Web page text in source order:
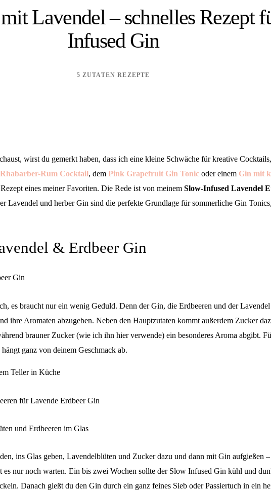
Lavendel – schnelles Rezept
Infused Gin
5 ZUTATEN REZEPTE
wirst du gemerkt haben, dass ich eine kleine Schwäche für kreative
Rhabarber-Rum Cocktail, dem Pink Grapefruit Gin Tonic oder einem Gin mit
eines meiner Favoriten. Die Rede ist von meinem Slow-Infused Lavendel
Lavendel und herber Gin sind die perfekte Grundlage für sommerliche Gin
& Erdbeer Gin
es braucht nur ein wenig Geduld. Denn der Gin, die Erdbeeren und der
ihre Aromaten abzugeben. Neben den Hauptzutaten kommt außerdem Zucker
brauner Zucker (wie ich ihn hier verwende) ein besonderes Aroma abgibt.
ganz von deinem Geschmack ab.
ins Glas geben, Lavendelblüten und Zucker dazu und dann mit Gin aufgießen
nur noch warten. Ein bis zwei Wochen sollte der Slow Infused Gin kühl und
Danach gießt du den Gin durch ein ganz feines Sieb oder Passiertuch in ein